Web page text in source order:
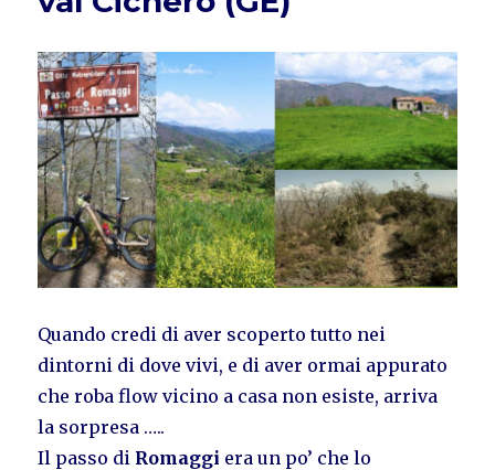
Quando credi di aver scoperto tutto nei
dintorni di dove vivi, e di aver ormai appurato
che roba flow vicino a casa non esiste, arriva
la sorpresa …..
Il passo di Romaggi era un po’ che lo